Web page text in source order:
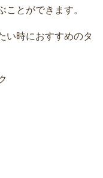
ことができます。
い時におすすめのタ